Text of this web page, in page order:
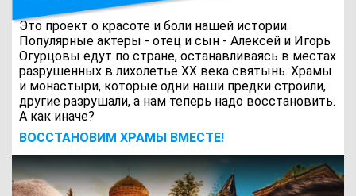
Это проект о красоте и боли нашей истории.
Популярные актеры - отец и сын - Алексей и Игорь
Огурцовы едут по стране, останавливаясь в местах
разрушенных в лихолетье ХХ века святынь. Храмы
и монастыри, которые одни наши предки строили,
другие разрушали, а нам теперь надо восстановить.
А как иначе?
ВОCСТАНОВИМ ХРАМЫ ВМЕСТЕ!